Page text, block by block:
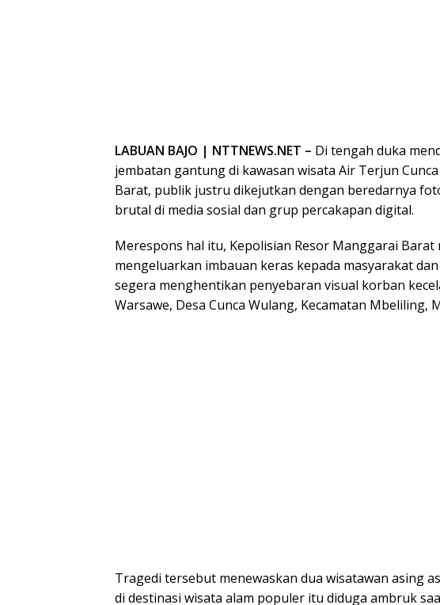
LABUAN BAJO | NTTNEWS.NET – Di tengah duka
jembatan gantung di kawasan wisata Air Terjun
Barat, publik justru dikejutkan dengan beredarnya
brutal di media sosial dan grup percakapan digital.
Merespons hal itu, Kepolisian Resor Manggarai
mengeluarkan imbauan keras kepada masyarakat
segera menghentikan penyebaran visual korban
Warsawe, Desa Cunca Wulang, Kecamatan Mbeliling,
Tragedi tersebut menewaskan dua wisatawan asing
di destinasi wisata alam populer itu diduga ambruk